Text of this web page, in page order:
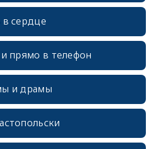
в сердце
прямо в телефон
и драмы
erid: 2SDnjcrDNw6